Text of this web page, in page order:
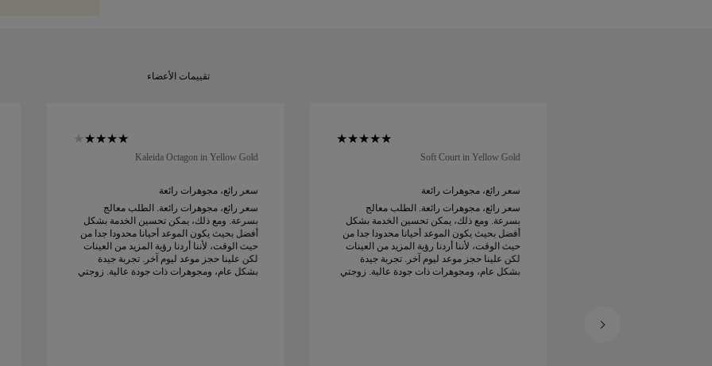
تقييمات الأعضاء
Soft Court in Yellow Gold
سعر رائع، مجوهرات رائعة
سعر رائع، مجوهرات رائعة. الطلب معالج
بسرعة. ومع ذلك، يمكن تحسين الخدمة بشكل
أفضل بحيث يكون الموعد أحيانا محدودا جدا من
حيث الوقت، لأننا أردنا رؤية المزيد من العينات
لكن علينا حجز موعد ليوم آخر. تجربة جيدة
بشكل عام، ومجوهرات ذات جودة عالية. زوجتي
Kaleida Octagon in Yellow Gold
سعر رائع، مجوهرات رائعة
سعر رائع، مجوهرات رائعة. الطلب معالج
بسرعة. ومع ذلك، يمكن تحسين الخدمة بشكل
أفضل بحيث يكون الموعد أحيانا محدودا جدا من
حيث الوقت، لأننا أردنا رؤية المزيد من العينات
لكن علينا حجز موعد ليوم آخر. تجربة جيدة
بشكل عام، ومجوهرات ذات جودة عالية. زوجتي